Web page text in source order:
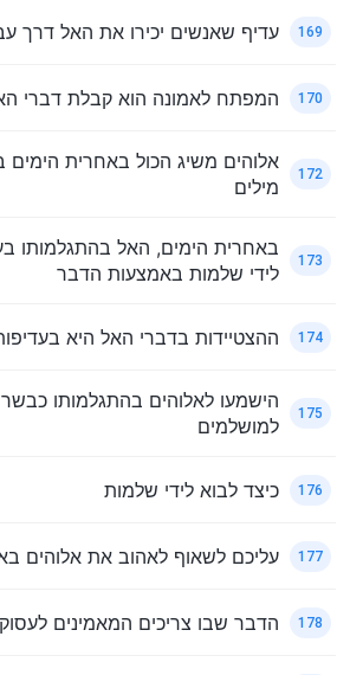
169 עדיף שאנשים יכירו את האל דרך
170 המפתח לאמונה הוא קבלת דברי
172
אלוהים משיג הכול באחרית הימים
מילים
173
באחרית הימים, האל בהתגלמותו
לידי שלמות באמצעות הדבר
174 ההצטיידות בדברי האל היא
175
הישמעו לאלוהים בהתגלמותו
למושלמים
176 כיצד לבוא לידי שלמות
177 עליכם לשאוף לאהוב את אלוהים
178 הדבר שבו צריכים המאמינים לעסוק